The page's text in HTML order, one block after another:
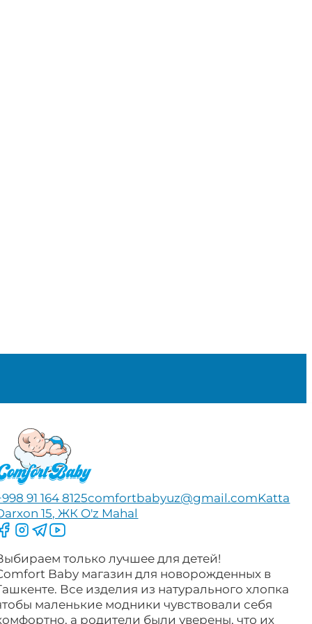
91 164 8125comfortbabyuz@gmail.comKatta
15, ЖК O'z Mahal
Следите за нами на Facebook
Следите за нами в Instagram
Следите за нами в Telegram
Следите за нами в YouTube
только лучшее для детей!
Baby магазин для новорожденных в
Все изделия из натурального хлопка
маленькие модники чувствовали себя
а родители были уверены, что их